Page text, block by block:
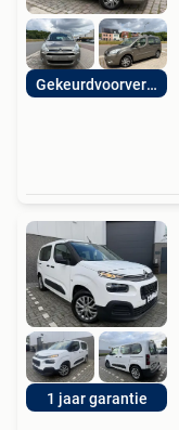
Gekeurdvoorverkoop
1 jaar garantie